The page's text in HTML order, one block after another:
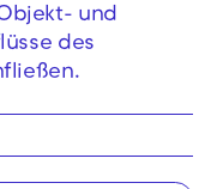
und
des